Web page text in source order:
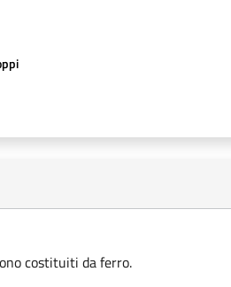
costituiti da ferro.